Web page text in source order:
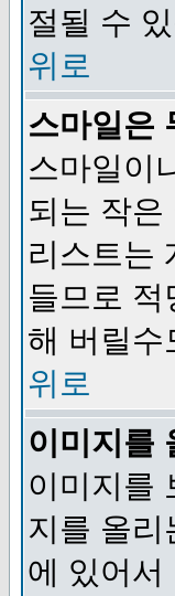
절될 수
위로
스마일은
스마일이
되는 작
리스트는
들므로
해 버릴수
위로
이미지를
이미지를
지를 올
에 있어서